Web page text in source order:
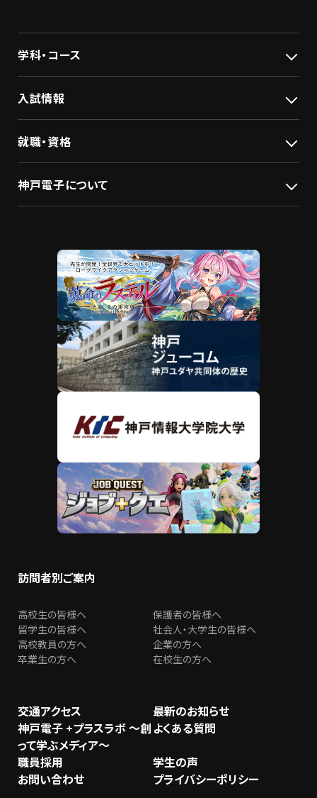
学科・コース
入試情報
就職・資格
神戸電子について
訪問者別ご案内
高校生の皆様へ
保護者の皆様へ
留学生の皆様へ
社会人・大学生の皆様へ
高校教員の方へ
企業の方へ
卒業生の方へ
在校生の方へ
交通アクセス
最新のお知らせ
神戸電子 +プラスラボ ～創
って学ぶメディア～
よくある質問
職員採用
学生の声
お問い合わせ
プライバシーポリシー